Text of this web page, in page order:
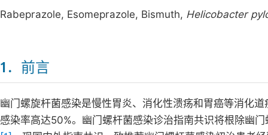
Rabeprazole, Esomeprazole, Bismuth, Helicobacter
1．前言
幽门螺旋杆菌感染是慢性胃炎、消化性溃疡和胃癌等消化
感染率高达50%。幽门螺杆菌感染诊治指南共识将根除幽